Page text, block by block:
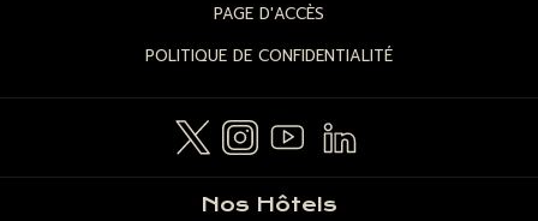
PAGE D'ACCÈS
POLITIQUE DE CONFIDENTIALITÉ
Nos Hôtels